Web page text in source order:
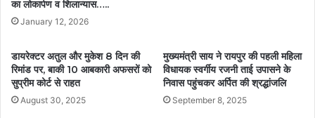
का लोकार्पण व शिलान्यास…..
January 12, 2026
डायरेक्टर अतुल और मुकेश 8 दिन की
रिमांड पर, बाकी 10 आबकारी अफसरों को
सुप्रीम कोर्ट से राहत
August 30, 2025
मुख्यमंत्री साय ने रायपुर की पहली महिला
विधायक स्वर्गीय रजनी ताई उपासने के
निवास पहुंचकर अर्पित की श्रद्धांजलि
September 8, 2025